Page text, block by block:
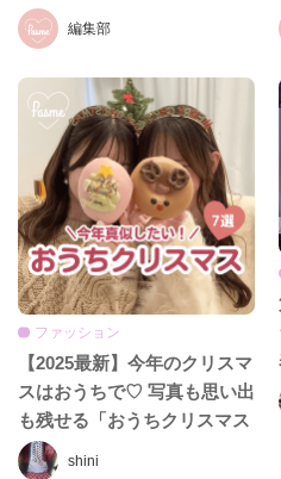
編集部
クストバズ予報もチェック♪
shini
ファッション
【2025最新】今年のクリスマ
スはおうちで♡ 写真も思い出
も残せる「おうちクリスマス
パーティー」アイデア7選